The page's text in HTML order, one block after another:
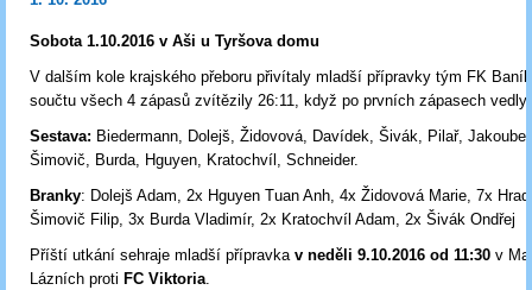
Sobota 1.10.2016 v Aši u Tyršova domu
V dalším kole krajského přeboru přivítaly mladší přípravky tým FK
součtu všech 4 zápasů zvítězily 26:11, když po prvních zápasech vedly
Sestava: Biedermann, Dolejš, Židovová, Davídek, Šivák, Pilař,
Šimovič, Burda, Hguyen, Kratochvíl, Schneider.
Branky: Dolejš Adam, 2x Hguyen Tuan Anh, 4x Židovová Marie, 7x
Šimovič Filip, 3x Burda Vladimír, 2x Kratochvíl Adam, 2x Šivák Ondřej
Příští utkání sehraje mladší přípravka v neděli 9.10.2016 od 11:30 v
Lázních proti FC Viktoria.